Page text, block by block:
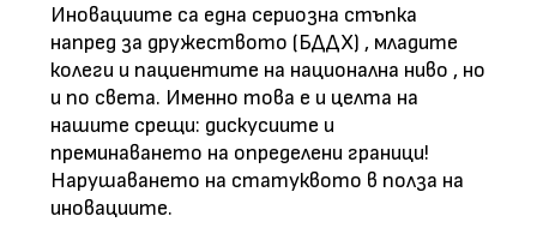
Иновациите са една сериозна стъпка
напред за дружеството (БДДХ) , младите
колеги и пациентите на национална ниво , но
и по света. Именно това е и целта на
нашите срещи: дискусиите и
преминаването на определени граници!
Нарушаването на статуквото в полза на
иновациите.